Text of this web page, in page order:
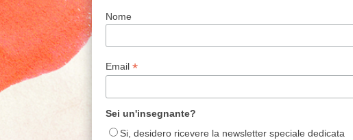
Nome
Email*
Sei un'insegnante?
Si, desidero ricevere la newsletter speciale dedicata